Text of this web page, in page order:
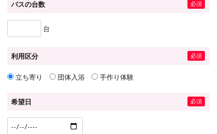
バスの台数
台
利用区分
立ち寄り 団体入浴 手作り体験
希望日